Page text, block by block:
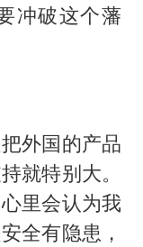
冲破这个藩
外国的产品
就特别大。
里会认为我
全有隐患，